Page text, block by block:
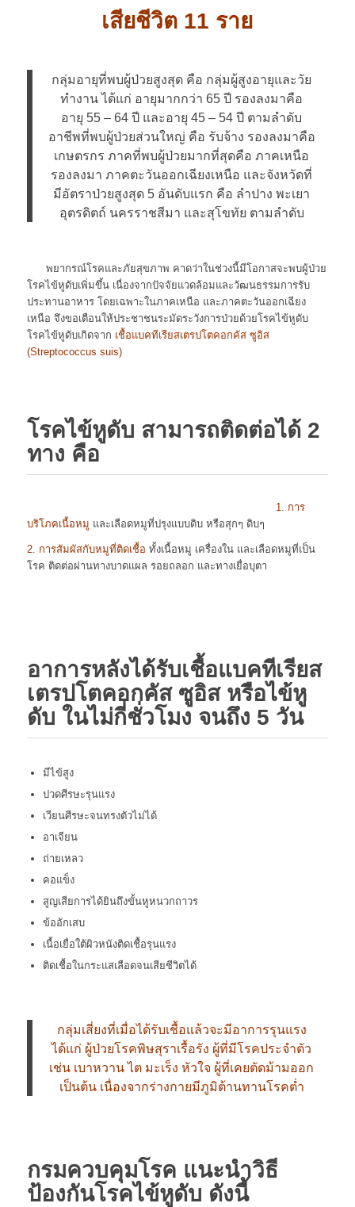
เสียชีวิต 11 ราย
กลุ่มอายุที่พบผู้ป่วยสูงสุด คือ กลุ่มผู้สูงอายุและวัย
ทำงาน ได้แก่ อายุมากกว่า 65 ปี รองลงมาคือ
อายุ 55 – 64 ปี และอายุ 45 – 54 ปี ตามลำดับ
อาชีพที่พบผู้ป่วยส่วนใหญ่ คือ รับจ้าง รองลงมาคือ
เกษตรกร ภาคที่พบผู้ป่วยมากที่สุดคือ ภาคเหนือ
รองลงมา ภาคตะวันออกเฉียงเหนือ และจังหวัดที่
มีอัตราป่วยสูงสุด 5 อันดับแรก คือ ลำปาง พะเยา
อุตรดิตถ์ นครราชสีมา และสุโขทัย ตามลำดับ
พยากรณ์โรคและภัยสุขภาพ คาดว่าในช่วงนี้มีโอกาสจะพบผู้ป่วย
โรคไข้หูดับเพิ่มขึ้น เนื่องจากปัจจัยแวดล้อมและวัฒนธรรมการรับ
ประทานอาหาร โดยเฉพาะในภาคเหนือ และภาคตะวันออกเฉียง
เหนือ จึงขอเตือนให้ประชาชนระมัดระวังการป่วยด้วยโรคไข้หูดับ
โรคไข้หูดับเกิดจาก เชื้อแบคทีเรียสเตรปโตคอกคัส ซูอิส
(Streptococcus suis)
โรคไข้หูดับ สามารถติดต่อได้ 2
ทาง คือ
1. การ
บริโภคเนื้อหมู และเลือดหมูที่ปรุงแบบดิบ หรือสุกๆ ดิบๆ
2. การสัมผัสกับหมูที่ติดเชื้อ ทั้งเนื้อหมู เครื่องใน และเลือดหมูที่เป็น
โรค ติดต่อผ่านทางบาดแผล รอยถลอก และทางเยื่อบุตา
อาการหลังได้รับเชื้อแบคทีเรียส
เตรปโตคอกคัส ซูอิส หรือไข้หู
ดับ ในไม่กี่ชั่วโมง จนถึง 5 วัน
มีไข้สูง
ปวดศีรษะรุนแรง
เวียนศีรษะจนทรงตัวไม่ได้
อาเจียน
ถ่ายเหลว
คอแข็ง
สูญเสียการได้ยินถึงขั้นหูหนวกถาวร
ข้ออักเสบ
เนื้อเยื่อใต้ผิวหนังติดเชื้อรุนแรง
ติดเชื้อในกระแสเลือดจนเสียชีวิตได้
กลุ่มเสี่ยงที่เมื่อได้รับเชื้อแล้วจะมีอาการรุนแรง
ได้แก่ ผู้ป่วยโรคพิษสุราเรื้อรัง ผู้ที่มีโรคประจำตัว
เช่น เบาหวาน ไต มะเร็ง หัวใจ ผู้ที่เคยตัดม้ามออก
เป็นต้น เนื่องจากร่างกายมีภูมิต้านทานโรคต่ำ
กรมควบคุมโรค แนะนำวิธี
ป้องกันโรคไข้หูดับ ดังนี้